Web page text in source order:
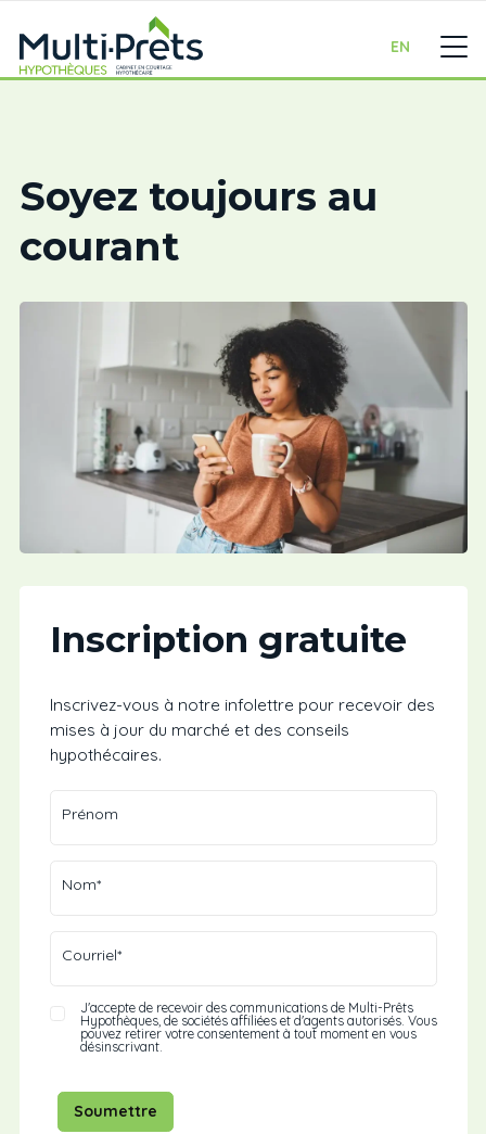
EN
Soyez toujours au
courant
Inscription gratuite
Inscrivez-vous à notre infolettre pour recevoir des
mises à jour du marché et des conseils
hypothécaires.
Prénom
Nom*
Courriel*
J'accepte de recevoir des communications de Multi-Prêts
Hypothèques, de sociétés affiliées et d'agents autorisés. Vous
pouvez retirer votre consentement à tout moment en vous
désinscrivant.
Soumettre